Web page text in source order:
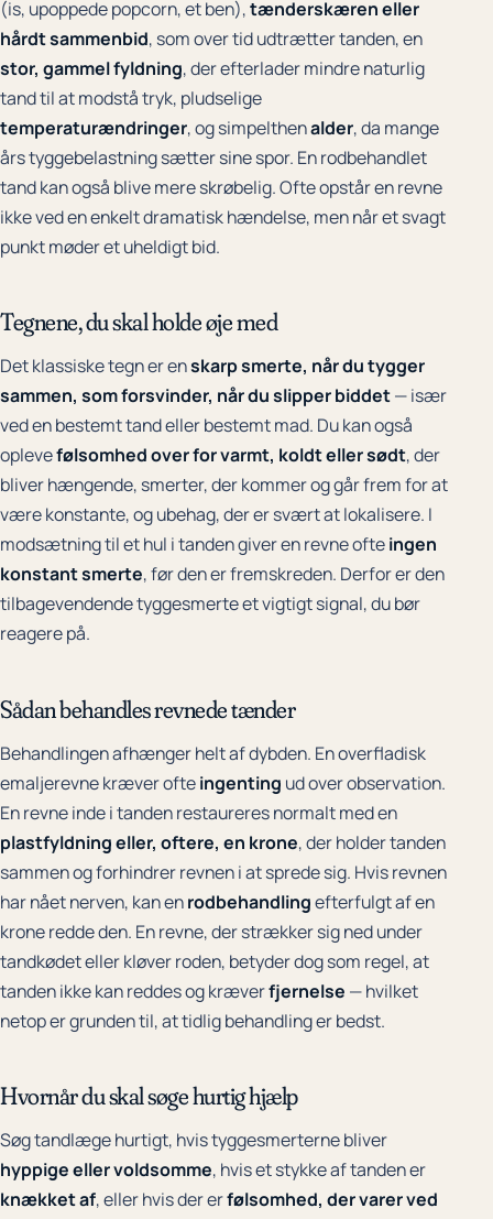
(is, upoppede popcorn, et ben),tænderskæren eller
hårdt sammenbid, som over tid udtrætter tanden, en
stor, gammel fyldning, der efterlader mindre naturlig
tand til at modstå tryk, pludselige
temperaturændringer, og simpelthenalder, da mange
års tyggebelastning sætter sine spor. En rodbehandlet
tand kan også blive mere skrøbelig. Ofte opstår en revne
ikke ved en enkelt dramatisk hændelse, men når et svagt
punkt møder et uheldigt bid.
Tegnene, du skal holde øje med
Det klassiske tegn er enskarp smerte, når du tygger
sammen, som forsvinder, når du slipper biddet— især
ved en bestemt tand eller bestemt mad. Du kan også
oplevefølsomhed over for varmt, koldt eller sødt, der
bliver hængende, smerter, der kommer og går frem for at
være konstante, og ubehag, der er svært at lokalisere. I
modsætning til et hul i tanden giver en revne ofteingen
konstant smerte, før den er fremskreden. Derfor er den
tilbagevendende tyggesmerte et vigtigt signal, du bør
reagere på.
Sådan behandles revnede tænder
Behandlingen afhænger helt af dybden. En overfladisk
emaljerevne kræver ofteingenting ud over observation.
En revne inde i tanden restaureres normalt med en
plastfyldning eller, oftere, en krone, der holder tanden
sammen og forhindrer revnen i at sprede sig. Hvis revnen
har nået nerven, kan enrodbehandlingefterfulgt af en
krone redde den. En revne, der strækker sig ned under
tandkødet eller kløver roden, betyder dog som regel, at
tanden ikke kan reddes og kræverfjernelse — hvilket
netop er grunden til, at tidlig behandling er bedst.
Hvornår du skal søge hurtig hjælp
Søg tandlæge hurtigt, hvis tyggesmerterne bliver
hyppige eller voldsomme, hvis et stykke af tanden er
knækket af, eller hvis der erfølsomhed, der varer ved